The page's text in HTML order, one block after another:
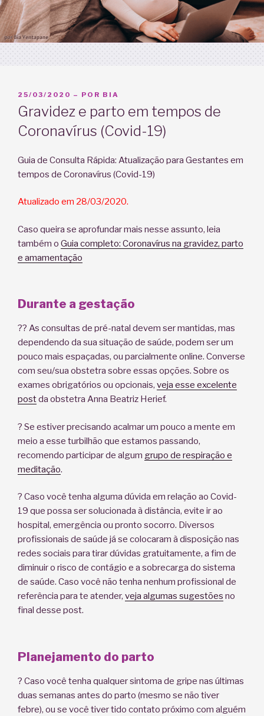
PUBLICADO
EM
25/03/2020 – POR BIA
Gravidez e parto em tempos de
Coronavírus (Covid-19)
Guia de Consulta Rápida: Atualização para Gestantes em
tempos de Coronavírus (Covid-19)
Atualizado em 28/03/2020.
Caso queira se aprofundar mais nesse assunto, leia
também o Guia completo: Coronavírus na gravidez, parto
e amamentação
Durante a gestação
?? As consultas de pré-natal devem ser mantidas, mas
dependendo da sua situação de saúde, podem ser um
pouco mais espaçadas, ou parcialmente online. Converse
com seu/sua obstetra sobre essas opções. Sobre os
exames obrigatórios ou opcionais, veja esse excelente
postda obstetra Anna Beatriz Herief.
? Se estiver precisando acalmar um pouco a mente em
meio a esse turbilhão que estamos passando,
recomendo participar de algum grupo de respiração e
meditação.
? Caso você tenha alguma dúvida em relação ao Covid-
19 que possa ser solucionada à distância, evite ir ao
hospital, emergência ou pronto socorro. Diversos
profissionais de saúde já se colocaram à disposição nas
redes sociais para tirar dúvidas gratuitamente, a fim de
diminuir o risco de contágio e a sobrecarga do sistema
de saúde. Caso você não tenha nenhum profissional de
referência para te atender, veja algumas sugestões no
final desse post.
Planejamento do parto
? Caso você tenha qualquer sintoma de gripe nas últimas
duas semanas antes do parto (mesmo se não tiver
febre), ou se você tiver tido contato próximo com alguém